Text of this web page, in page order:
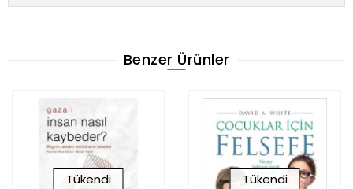
Benzer Ürünler
Tükendi Tükendi